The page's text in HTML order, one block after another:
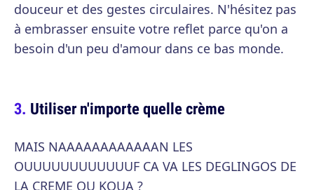
douceur et des gestes circulaires. N'hésitez pas
à embrasser ensuite votre reflet parce qu'on a
besoin d'un peu d'amour dans ce bas monde.
Utiliser n'importe quelle crème
MAIS NAAAAAAAAAAAAN LES
OUUUUUUUUUUUUF CA VA LES DEGLINGOS DE
LA CREME OU KOUA ?